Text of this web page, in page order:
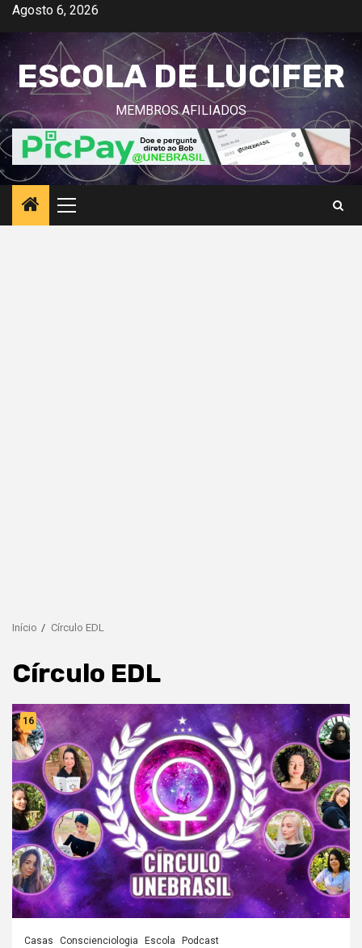
Avançar
o
conteúdo
Agosto 6, 2026
ESCOLA DE LUCIFER
MEMBROS AFILIADOS
Menu
principal
Início Círculo EDL
Círculo EDL
16
Casas Conscienciologia Escola Podcast